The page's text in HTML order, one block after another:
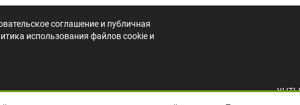
соглашение и публичная
использования файлов cookie и
УНТЫ